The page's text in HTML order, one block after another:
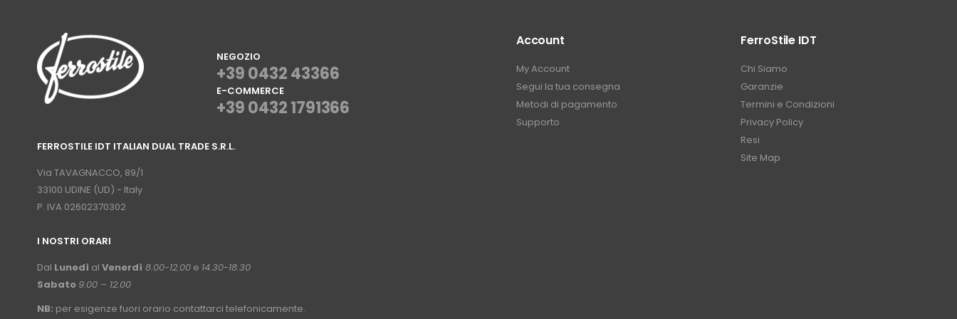
NEGOZIO
+39 0432 43366
E-COMMERCE
+39 0432 1791366
FERROSTILE IDT ITALIAN DUAL TRADE S.R.L.
Via TAVAGNACCO, 89/1
33100 UDINE (UD) - Italy
P. IVA 02602370302
I NOSTRI ORARI
Dal Lunedì al Venerdì 8.00-12.00 e 14.30-18.30
Sabato 9.00 – 12.00
NB: per esigenze fuori orario contattarci telefonicamente.
Account
My Account
Segui la tua consegna
Metodi di pagamento
Supporto
FerroStile IDT
Chi Siamo
Garanzie
Termini e Condizioni
Privacy Policy
Resi
Site Map